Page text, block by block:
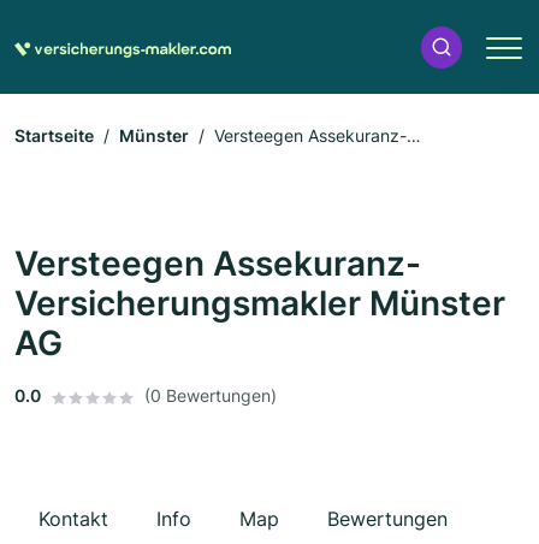
Startseite Münster
Versteegen Assekuranz-
Versteegen Assekuranz-
Versicherungsmakler Münster
AG
0.0 (0 Bewertungen)
Kontakt Info Map Bewertungen